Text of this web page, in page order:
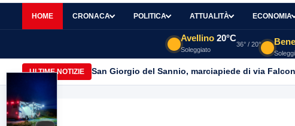
HOME CRONACA POLITICA ATTUALITÀ ECONOMIA
Avellino 20°C
Soleggiato
36° / 20°
ULTIME NOTIZIE Avellino| Corpo senza vita di un 42enne trovato